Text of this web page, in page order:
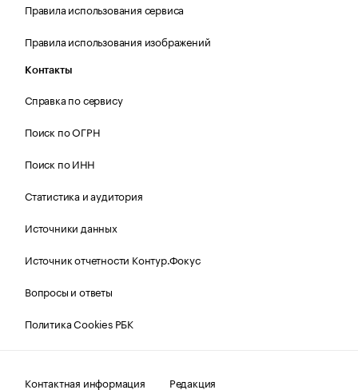
Правила использования сервиса
Правила использования изображений
Контакты
Справка по сервису
Поиск по ОГРН
Поиск по ИНН
Статистика и аудитория
Источники данных
Источник отчетности Контур.Фокус
Вопросы и ответы
Политика Cookies РБК
Контактная информация Редакция